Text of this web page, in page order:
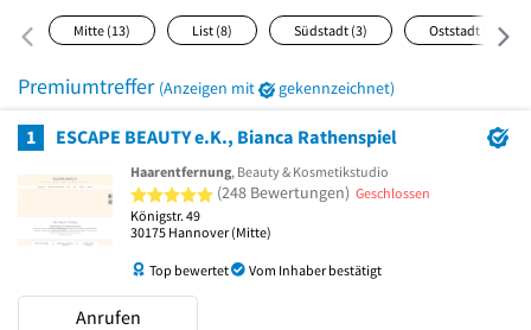
Mitte (13) List (8) Südstadt (3) Oststadt (2)
Premiumtreffer (Anzeigen mit gekennzeichnet)
1 ESCAPE BEAUTY e.K., Bianca Rathenspiel
Haarentfernung, Beauty & Kosmetikstudio
5 von 5 Sternen
(248 Bewertungen) Geschlossen
Königstr. 49
30175 Hannover(Mitte)
Top bewertet Vom Inhaber bestätigt
Anrufen